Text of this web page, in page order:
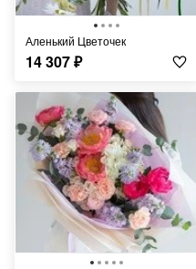
Аленький Цветочек
14 307₽